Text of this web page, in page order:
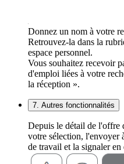
Donnez un nom à votre
Retrouvez-la dans la
espace personnel.
Vous souhaitez recevoir
d'emploi liées à votre
la réception ».
7. Autres fonctionnalités
Depuis le détail de l'offre
votre sélection, l'envoyer
de travail et la signaler en